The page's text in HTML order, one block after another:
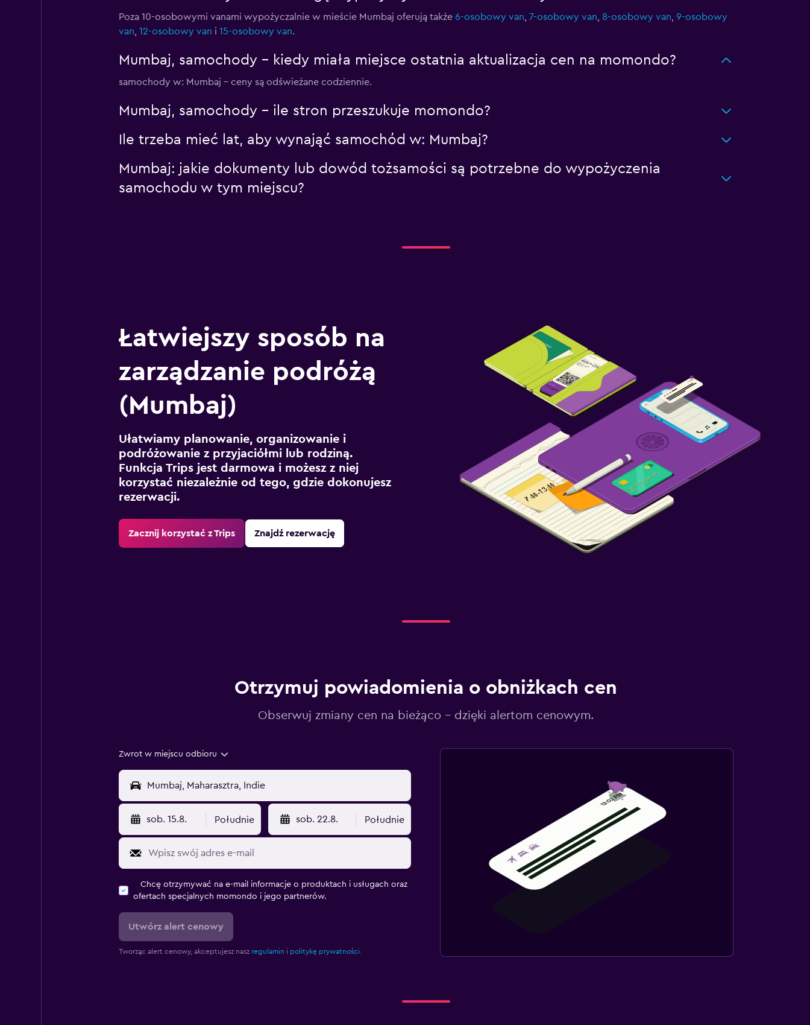
Sprawdź ceny
Poza 10-osobowymi vanami wypożyczalnie w mieście Mumbaj oferują także 6-osobowy van 7-osobowy van 8-osobowy van 9-osobowy
van 12-osobowy van i 15-osobowy van.
Mumbaj, samochody – kiedy miała miejsce ostatnia aktualizacja cen na momondo?
samochody w: Mumbaj – ceny są odświeżane codziennie.
Mumbaj, samochody – ile stron przeszukuje momondo?
Ile trzeba mieć lat, aby wynająć samochód w: Mumbaj?
Mumbaj: jakie dokumenty lub dowód tożsamości są potrzebne do wypożyczenia
samochodu w tym miejscu?
Łatwiejszy sposób na
zarządzanie podróżą
(Mumbaj)
Ułatwiamy planowanie, organizowanie i
podróżowanie z przyjaciółmi lub rodziną.
Funkcja Trips jest darmowa i możesz z niej
korzystać niezależnie od tego, gdzie dokonujesz
rezerwacji.
Zacznij korzystać z Trips Znajdź rezerwację
Otrzymuj powiadomienia o obniżkach cen
Obserwuj zmiany cen na bieżąco – dzięki alertom cenowym.
Zwrot w miejscu odbioru
sob. 15.8. Południe sob. 22.8. Południe
Chcę otrzymywać na e-mail informacje o produktach i usługach oraz
ofertach specjalnych momondo i jego partnerów.
Utwórz alert cenowy
Tworząc alert cenowy, akceptujesz nasz regulamin i politykę prywatności.